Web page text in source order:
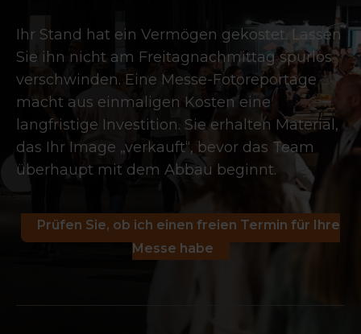
Ihr Stand hat ein Vermögen gekostet. Lassen
Sie ihn nicht am Freitagnachmittag spurlos
verschwinden. Eine Messe-Fotoreportage
macht aus einmaligen Kosten eine
langfristige Investition. Sie erhalten Material,
das Ihr Image „verkauft“, bevor das Team
überhaupt mit dem Abbau beginnt.
Prüfen Sie, ob ich einen freien Termin für Ihre
Messe habe